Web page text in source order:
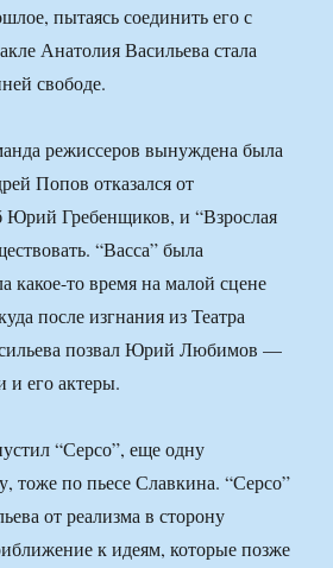
пытаясь соединить его с
Анатолия Васильева стала
свободе.
режиссеров вынуждена была
Попов отказался от
Юрий Гребенщиков, и “Взрослая
“Васса” была
какое-то время на малой сцене
после изгнания из Театра
позвал Юрий Любимов —
и его актеры.
“Серсо”, еще одну
тоже по пьесе Славкина. “Серсо”
от реализма в сторону
к идеям, которые позже